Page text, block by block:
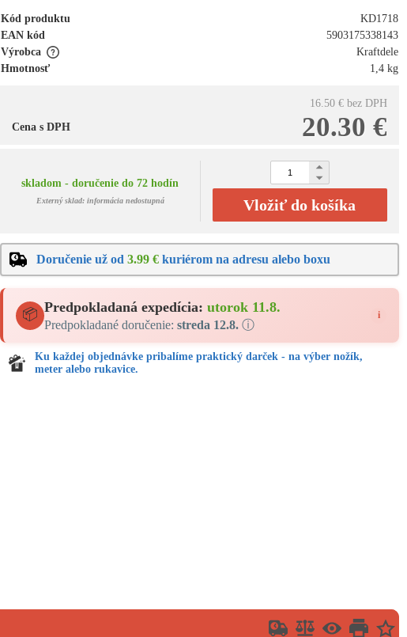
Kód produktu
KD1718
EAN kód
5903175338143
Výrobca
Kraftdele
Hmotnosť
1,4 kg
16.50 € bez DPH
20.30 €
Cena s DPH
skladom - doručenie do 72 hodín
Externý sklad: informácia nedostupná Vložiť do košíka
Doručenie už od3.99 € kuriérom na adresu alebo boxu
📦 Predpokladaná expedícia:utorok 11.8.
Predpokladané doručenie:streda 12.8. ⓘ
i
Ku každej objednávke pribalíme praktický darček - na výber nožík,
meter alebo rukavice.